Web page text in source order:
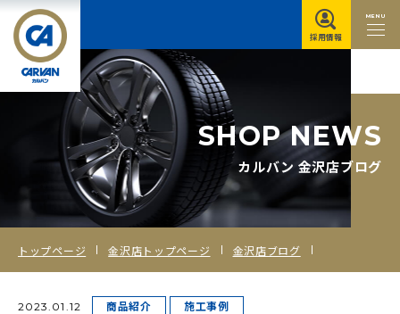
MENU
採用情報
SHOP NEWS
カルバン 金沢店ブログ
トップページ 金沢店トップページ 金沢店ブログ
2023.01.12 商品紹介 施工事例